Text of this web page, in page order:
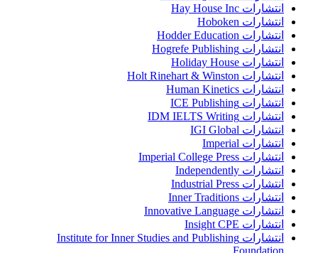
انتشارات Hay House Inc
انتشارات Hoboken
انتشارات Hodder Education
انتشارات Hogrefe Publishing
انتشارات Holiday House
انتشارات Holt Rinehart & Winston
انتشارات Human Kinetics
انتشارات ICE Publishing
انتشارات IDM IELTS Writing
انتشارات IGI Global
انتشارات Imperial
انتشارات Imperial College Press
انتشارات Independently
انتشارات Industrial Press
انتشارات Inner Traditions
انتشارات Innovative Language
انتشارات Insight CPE
انتشارات Institute for Inner Studies and Publishing